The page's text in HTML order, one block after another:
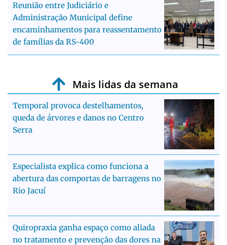
Reunião entre Judiciário e
Administração Municipal define
encaminhamentos para reassentamento
de famílias da RS-400
Mais lidas da semana
Temporal provoca destelhamentos,
queda de árvores e danos no Centro
Serra
Especialista explica como funciona a
abertura das comportas de barragens no
Rio Jacuí
Quiropraxia ganha espaço como aliada
no tratamento e prevenção das dores na